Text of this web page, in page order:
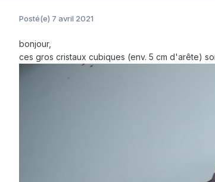
Posté(e) 7 avril 2021
bonjour,
ces gros cristaux cubiques (env. 5 cm d'arête)